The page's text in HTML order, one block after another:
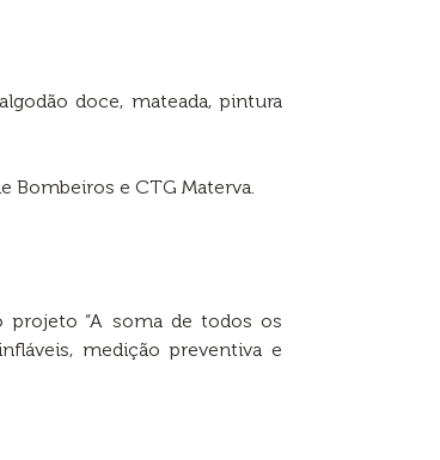
doce, mateada, pintura
Bombeiros e CTG Materva.
projeto “A soma de todos os
medição preventiva e